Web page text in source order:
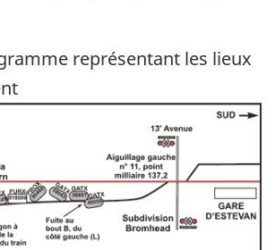
représentant les lieux